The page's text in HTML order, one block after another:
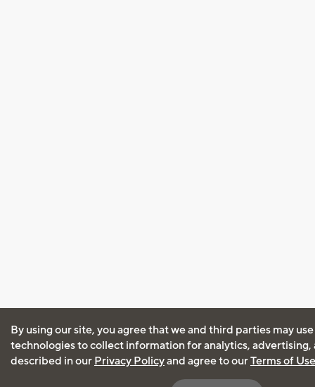
By using our site, you agree that we and third parties may
technologies to collect information for analytics, advertising,
described in our Privacy Policyand agree to ourTerms of Use